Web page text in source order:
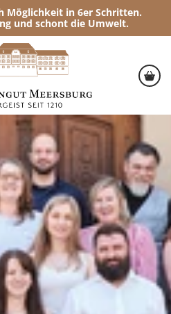
Möglichkeit in 6er Schritten.
und schont die Umwelt.